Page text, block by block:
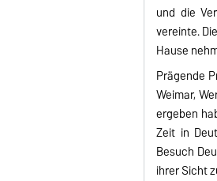
und die
vereinte.
Hause
Prägende
Weimar,
ergeben
Zeit in
Besuch
ihrer Sicht